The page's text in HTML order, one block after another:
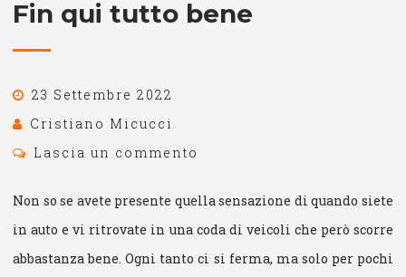
Fin qui tutto bene
23 Settembre 2022
Cristiano Micucci
Lascia un commento
Non so se avete presente quella sensazione di quando siete
in auto e vi ritrovate in una coda di veicoli che però scorre
abbastanza bene. Ogni tanto ci si ferma, ma solo per pochi